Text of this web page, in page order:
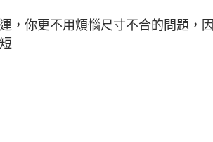
，你更不用煩惱尺寸不合的問題，因